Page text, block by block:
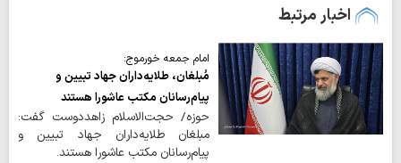
اخبار مرتبط
امام جمعه خورموج:
مُبلغان، طلایه‌داران جهاد تبیین و
پیام‌رسانان مکتب عاشورا هستند
حوزه/ حجت‌الاسلام زاهددوست گفت:
مبلغان طلایه‌داران جهاد تبیین و
پیام‌رسانان مکتب عاشورا هستند.